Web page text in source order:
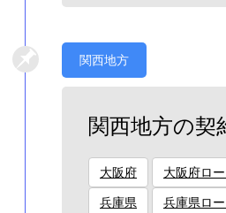
関西地方
関西地方の契
大阪府 大阪府ロ
兵庫県 兵庫県ロ